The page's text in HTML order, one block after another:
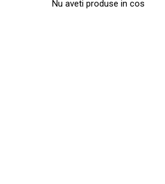
Nu aveti produse in cos